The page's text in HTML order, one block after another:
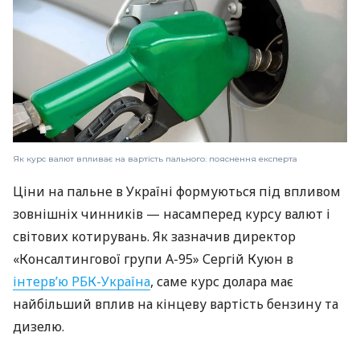
Як курс валют впливає на вартість пального: пояснення експерта
Ціни на пальне в Україні формуються під впливом
зовнішніх чинників — насамперед курсу валют і
світових котирувань. Як зазначив директор
«Консалтингової групи А-95» Сергій Куюн в
інтерв’ю РБК-Україна, саме курс долара має
найбільший вплив на кінцеву вартість бензину та
дизелю.